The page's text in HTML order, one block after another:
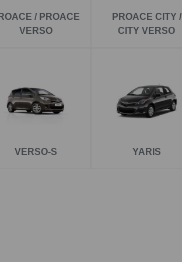
zvládne i náročnější tažení přívěsů či nosičů
funkcí.
odpovídající typ nejen pro
/ PROACE
VERSO
PROACE CITY /
CITY VERSO
VERSO-S YARIS